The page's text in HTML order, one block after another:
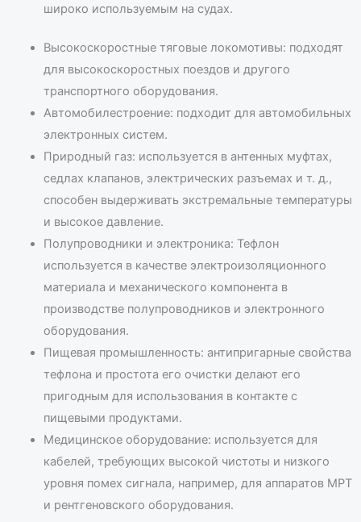
широко используемым на судах.
Высокоскоростные тяговые локомотивы: подходят
для высокоскоростных поездов и другого
транспортного оборудования.
Автомобилестроение: подходит для автомобильных
электронных систем.
Природный газ: используется в антенных муфтах,
седлах клапанов, электрических разъемах и т. д.,
способен выдерживать экстремальные температуры
и высокое давление.
Полупроводники и электроника: Тефлон
используется в качестве электроизоляционного
материала и механического компонента в
производстве полупроводников и электронного
оборудования.
Пищевая промышленность: антипригарные свойства
тефлона и простота его очистки делают его
пригодным для использования в контакте с
пищевыми продуктами.
Медицинское оборудование: используется для
кабелей, требующих высокой чистоты и низкого
уровня помех сигнала, например, для аппаратов МРТ
и рентгеновского оборудования.